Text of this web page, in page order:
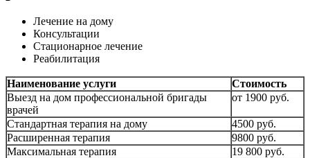
Лечение на дому
Консультации
Стационарное лечение
Реабилитация
Наименование услуги
Стоимость
Выезд на дом профессиональной бригады
врачей
от 1900 руб.
Стандартная терапия на дому
4500 руб.
Расширенная терапия
9800 руб.
Максимальная терапия
19 800 руб.